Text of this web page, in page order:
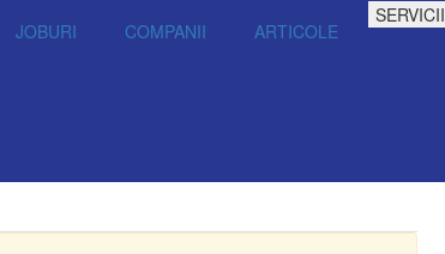
JOBURI COMPANII ARTICOLE
SERVICII